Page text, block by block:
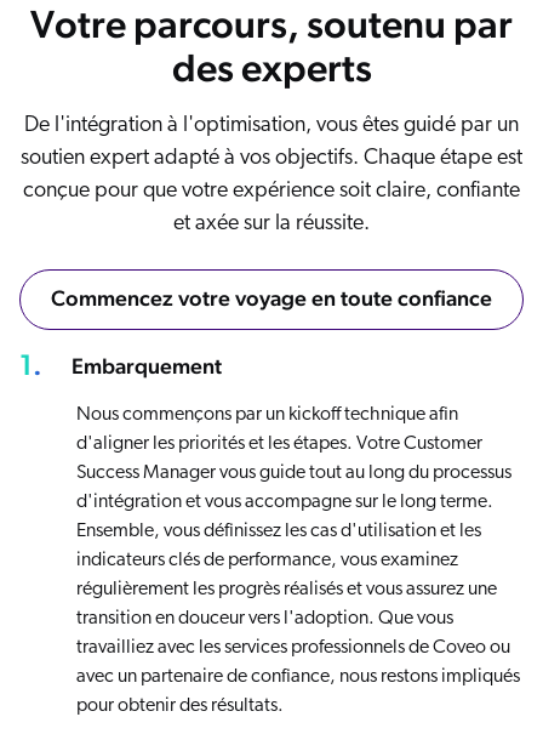
Votre parcours, soutenu par
des experts
De l'intégration à l'optimisation, vous êtes guidé par un
soutien expert adapté à vos objectifs. Chaque étape est
conçue pour que votre expérience soit claire, confiante
et axée sur la réussite.
Commencez votre voyage en toute confiance
1. Embarquement
Nous commençons par un kickoff technique afin
d'aligner les priorités et les étapes. Votre Customer
Success Manager vous guide tout au long du processus
d'intégration et vous accompagne sur le long terme.
Ensemble, vous définissez les cas d'utilisation et les
indicateurs clés de performance, vous examinez
régulièrement les progrès réalisés et vous assurez une
transition en douceur vers l'adoption. Que vous
travailliez avec les services professionnels de Coveo ou
avec un partenaire de confiance, nous restons impliqués
pour obtenir des résultats.